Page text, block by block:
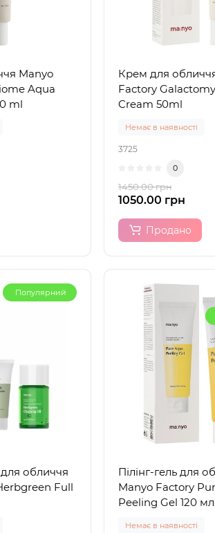
Manyo
Aqua
ml
Крем для
Factory
Cream 50ml
Немає в наявності
3725
0
1450.00 грн
1050.00 грн
Продано
Популярний
обличчя
Full
Пілінг-гель для
Manyo Factory
Peeling Gel 120 мл
Немає в наявності